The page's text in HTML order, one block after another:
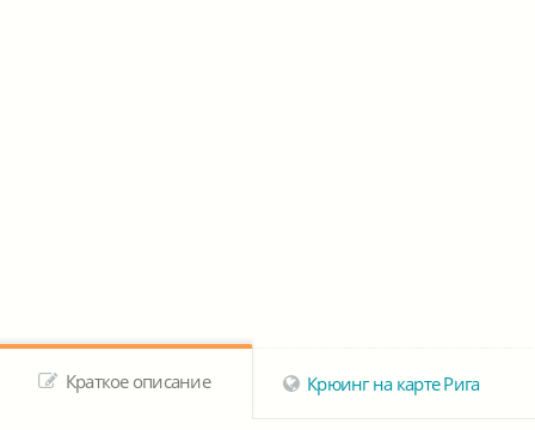
Краткое описание Крюинг на карте Рига